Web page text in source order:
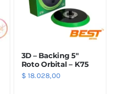
3D – Backing 5″
Roto Orbital – K75
$18.028,00